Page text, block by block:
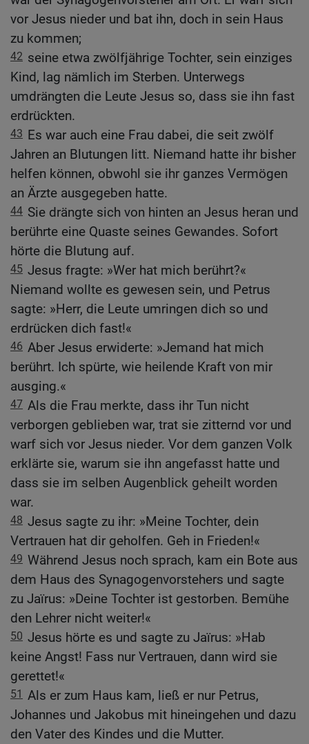
vor Jesus nieder und bat ihn, doch in sein Haus
zu kommen;
42 seine etwa zwölfjährige Tochter, sein einziges
Kind, lag nämlich im Sterben. Unterwegs
umdrängten die Leute Jesus so, dass sie ihn fast
erdrückten.
43 Es war auch eine Frau dabei, die seit zwölf
Jahren an Blutungen litt. Niemand hatte ihr bisher
helfen können, obwohl sie ihr ganzes Vermögen
an Ärzte ausgegeben hatte.
44 Sie drängte sich von hinten an Jesus heran und
berührte eine Quaste seines Gewandes. Sofort
hörte die Blutung auf.
45 Jesus fragte: »Wer hat mich berührt?«
Niemand wollte es gewesen sein, und Petrus
sagte: »Herr, die Leute umringen dich so und
erdrücken dich fast!«
46 Aber Jesus erwiderte: »Jemand hat mich
berührt. Ich spürte, wie heilende Kraft von mir
ausging.«
47 Als die Frau merkte, dass ihr Tun nicht
verborgen geblieben war, trat sie zitternd vor und
warf sich vor Jesus nieder. Vor dem ganzen Volk
erklärte sie, warum sie ihn angefasst hatte und
dass sie im selben Augenblick geheilt worden
war.
48 Jesus sagte zu ihr: »Meine Tochter, dein
Vertrauen hat dir geholfen. Geh in Frieden!«
49 Während Jesus noch sprach, kam ein Bote aus
dem Haus des Synagogenvorstehers und sagte
zu Jaïrus: »Deine Tochter ist gestorben. Bemühe
den Lehrer nicht weiter!«
50 Jesus hörte es und sagte zu Jaïrus: »Hab
keine Angst! Fass nur Vertrauen, dann wird sie
gerettet!«
51 Als er zum Haus kam, ließ er nur Petrus,
Johannes und Jakobus mit hineingehen und dazu
den Vater des Kindes und die Mutter.